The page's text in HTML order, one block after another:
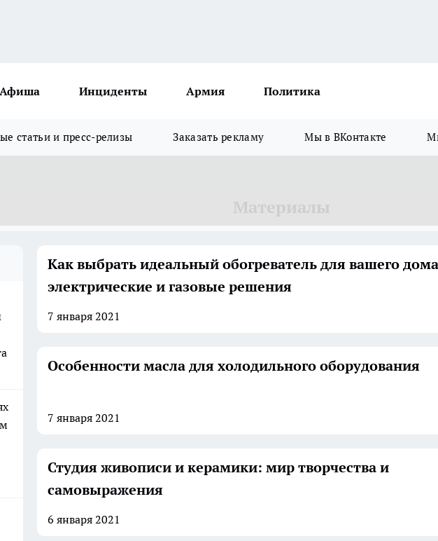
Афиша Инциденты Армия Политика
статьи и пресс-релизы Заказать рекламу Мы в ВКонтакте
Как выбрать идеальный обогреватель для вашего
электрические и газовые решения
7 января 2021
Особенности масла для холодильного оборудования
7 января 2021
Студия живописи и керамики: мир творчества и
самовыражения
6 января 2021